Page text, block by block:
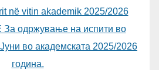
në vitin akademik 2025/2026
одржување на испити во
во академската 2025/2026
година.